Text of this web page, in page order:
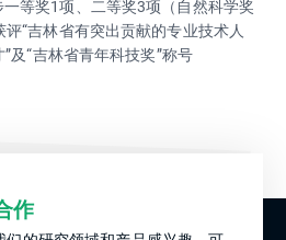
等奖1项、二等奖3项（自然科学奖
“吉林省有突出贡献的专业技术人
及“吉林省青年科技奖”称号
作